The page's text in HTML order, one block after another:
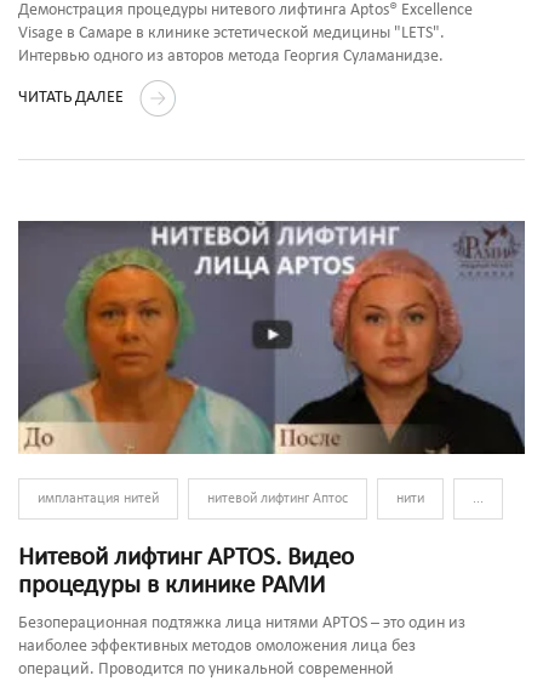
Демонстрация процедуры нитевого лифтинга Aptos® Excellence
Visage в Самаре в клинике эстетической медицины "LETS".
Интервью одного из авторов метода Георгия Суламанидзе.
ЧИТАТЬ ДАЛЕЕ
имплантация нитей нитевой лифтинг Аптос нити ...
Нитевой лифтинг APTOS. Видео
процедуры в клинике РАМИ
Безоперационная подтяжка лица нитями APTOS – это один из
наиболее эффективных методов омоложения лица без
операций. Проводится по уникальной современной